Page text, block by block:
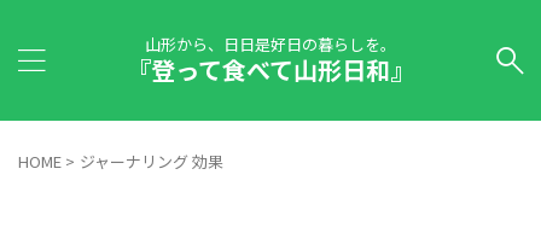
山形から、日日是好日の暮らしを。
『登って食べて山形日和』
HOME > ジャーナリング 効果